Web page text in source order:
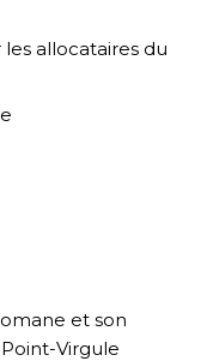
allocataires du
et son
Virgule